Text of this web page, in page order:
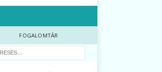
FOGALOMTÁR